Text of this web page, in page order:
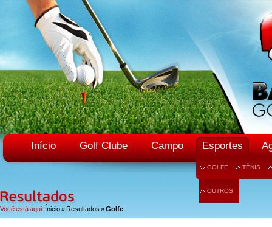
Início Golf Clube Campo Esportes
GOLFE TÊNIS
OUTROS
Você está aqui: Ínicio»Resultados »Golfe